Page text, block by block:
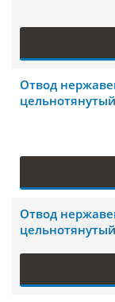
Отвод
цельнотянутый
Отвод
цельнотянутый